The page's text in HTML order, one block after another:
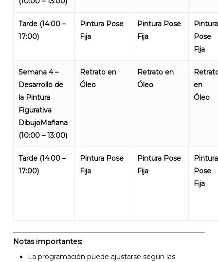
Tarde (14:00 –
17:00)
Pintura Pose
Fija
Pintura Pose
Fija
Pintura
Pose
Fija
Semana 4 –
Desarrollo de
la Pintura
Figurativa
DibujoMañana
(10:00 – 13:00)
Retrato en
Óleo
Retrato en
Óleo
en
Óleo
Tarde (14:00 –
17:00)
Pintura Pose
Fija
Pintura Pose
Fija
Pintura
Pose
Fija
Notas importantes:
La programación puede ajustarse según las